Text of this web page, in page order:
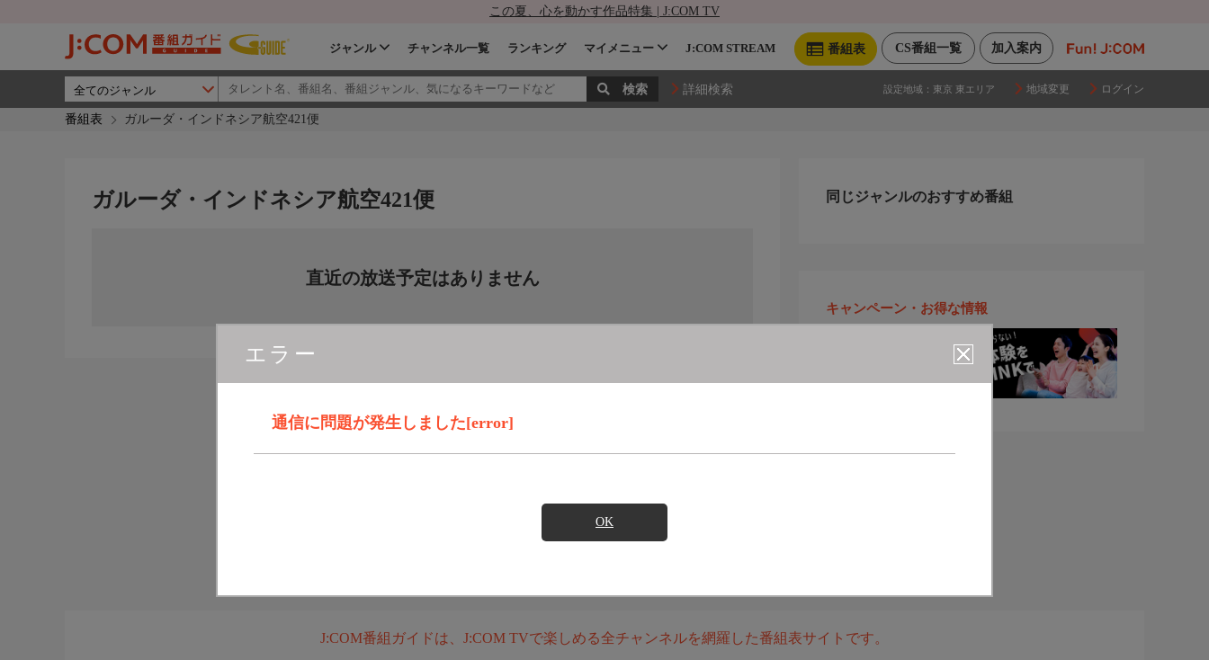
この夏、心を動かす作品特集 | J:COM TV
加入案内
CS番組一覧
番組表
ジャンル チャンネル一覧 ランキング マイメニュー J:COM STREAM
詳細検索 設定地域： 東京 東エリア 地域変更 ログイン
番組表 ガルーダ・インドネシア航空421便
エラー
通信に問題が発生しました[error]
OK
ガルーダ・インドネシア航空421便
直近の放送予定はありません
同じジャンルのおすすめ番組
キャンペーン・お得な情報
J:COM番組ガイドは、J:COM TVで楽しめる全チャンネルを網羅した番組表サイトです。